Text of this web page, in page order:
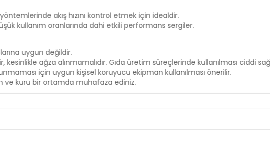
akış hızını kontrol etmek için idealdir.
kullanım oranlarında dahi etkili performans sergiler.
uygun değildir.
ağza alınmamalıdır. Gıda üretim süreçlerinde kullanılması ciddi
için uygun kişisel koruyucu ekipman kullanılması önerilir.
ve kuru bir ortamda muhafaza ediniz.